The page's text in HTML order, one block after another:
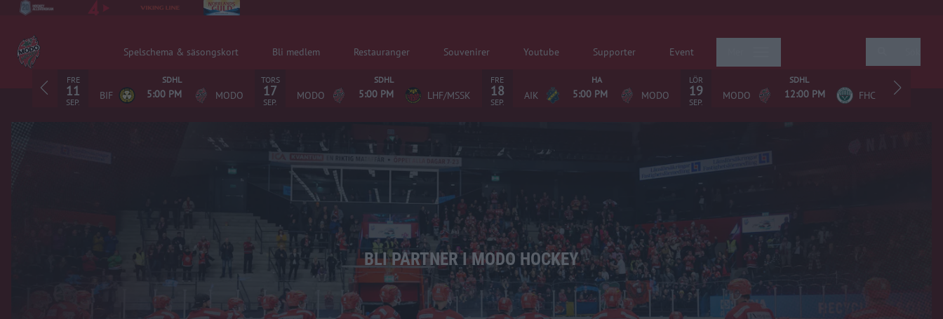
Spelschema & säsongskort Bli medlem Restauranger Souvenirer Youtube Supporter Event
FRE
11
SEP.
SDHL
BIF 5:00 PM MODO
TORS
17
SEP.
SDHL
MODO 5:00 PM LHF/MSSK
FRE
18
SEP.
HA
AIK 5:00 PM MODO
LÖR
19
SEP.
SDHL
MODO 12:00 PM FHC AIS
BLI PARTNER I MODO HOCKEY